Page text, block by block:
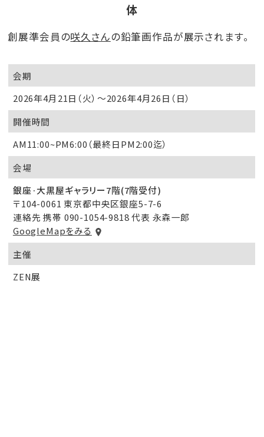
体
創展準会員の咲久さんの鉛筆画作品が展示されます。
会期
2026年4月21日（火）～2026年4月26日（日）
開催時間
AM11:00~PM6:00（最終日PM2:00迄）
会場
銀座·大黒屋ギャラリー7階(7階受付)
〒104-0061 東京都中央区銀座5-7-6
連絡先 携帯 090-1054-9818 代表 永森一郎
GoogleMapをみる
主催
ZEN展